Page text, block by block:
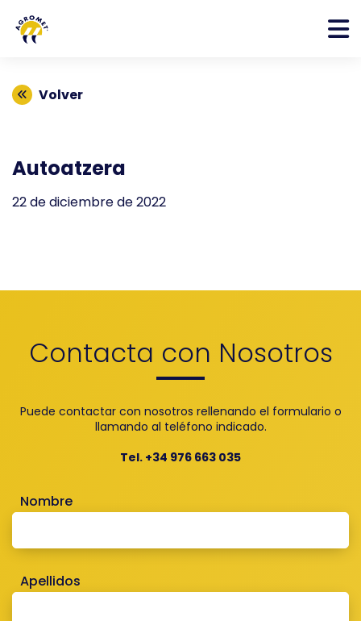
Volver
Autoatzera
22 de diciembre de 2022
Contacta con Nosotros
Puede contactar con nosotros rellenando el formulario o
llamando al teléfono indicado.
Tel. +34 976 663 035
Nombre
Apellidos